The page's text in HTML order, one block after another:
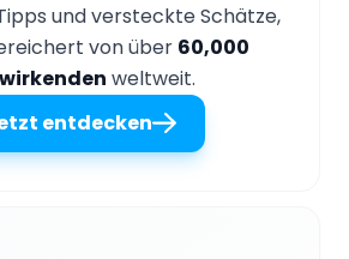
und versteckte Schätze,
von über 60,000
weltweit.
entdecken